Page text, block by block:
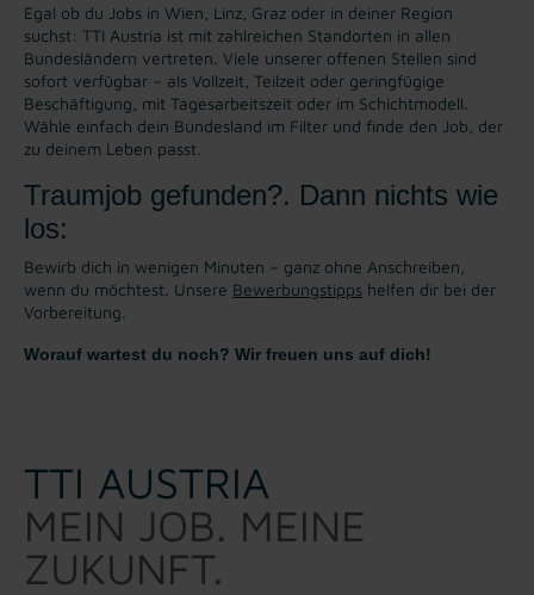
Egal ob du Jobs in Wien, Linz, Graz oder in deiner Region
suchst: TTI Austria ist mit zahlreichen Standorten in allen
Bundesländern vertreten. Viele unserer offenen Stellen sind
sofort verfügbar – als Vollzeit, Teilzeit oder geringfügige
Beschäftigung, mit Tagesarbeitszeit oder im Schichtmodell.
Wähle einfach dein Bundesland im Filter und finde den Job, der
zu deinem Leben passt.
Traumjob gefunden?. Dann nichts wie
los:
Bewirb dich in wenigen Minuten – ganz ohne Anschreiben,
wenn du möchtest. Unsere Bewerbungstipps helfen dir bei der
Vorbereitung.
Worauf wartest du noch? Wir freuen uns auf dich!
TTI AUSTRIA
MEIN JOB. MEINE
ZUKUNFT.